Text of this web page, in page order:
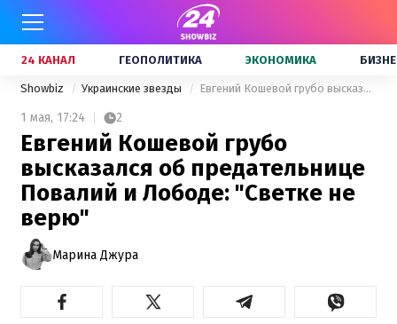
24 КАНАЛ ГЕОПОЛИТИКА ЭКОНОМИКА
Showbiz Украинские звезды Евгений Кошевой грубо высказался об предательнице Повалий и Лободе: "Светке не верю"
1 мая, 17:24 2
Евгений Кошевой грубо
высказался об предательнице
Повалий и Лободе: "Светке не
верю"
Марина Джура